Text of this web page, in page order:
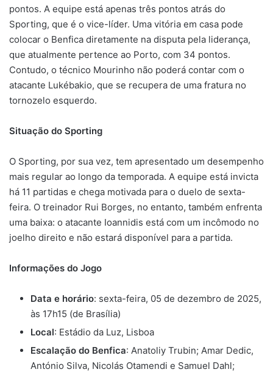
pontos. A equipe está apenas três pontos atrás do
Sporting, que é o vice-líder. Uma vitória em casa pode
colocar o Benfica diretamente na disputa pela liderança,
que atualmente pertence ao Porto, com 34 pontos.
Contudo, o técnico Mourinho não poderá contar com o
atacante Lukébakio, que se recupera de uma fratura no
tornozelo esquerdo.
Situação do Sporting
O Sporting, por sua vez, tem apresentado um desempenho
mais regular ao longo da temporada. A equipe está invicta
há 11 partidas e chega motivada para o duelo de sexta-
feira. O treinador Rui Borges, no entanto, também enfrenta
uma baixa: o atacante Ioannidis está com um incômodo no
joelho direito e não estará disponível para a partida.
Informações do Jogo
Data e horário: sexta-feira, 05 de dezembro de 2025,
às 17h15 (de Brasília)
Local: Estádio da Luz, Lisboa
Escalação do Benfica: Anatoliy Trubin; Amar Dedic,
António Silva, Nicolás Otamendi e Samuel Dahl;